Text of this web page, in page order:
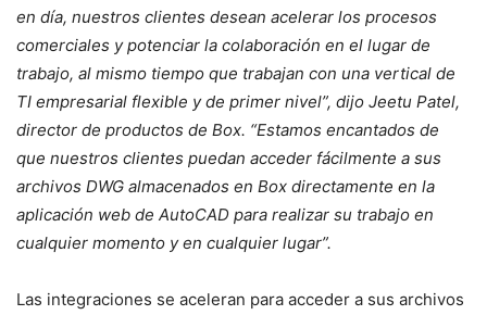
en día, nuestros clientes desean acelerar los procesos
comerciales y potenciar la colaboración en el lugar de
trabajo, al mismo tiempo que trabajan con una vertical de
TI empresarial flexible y de primer nivel”, dijo Jeetu Patel,
director de productos de Box. “Estamos encantados de
que nuestros clientes puedan acceder fácilmente a sus
archivos DWG almacenados en Box directamente en la
aplicación web de AutoCAD para realizar su trabajo en
cualquier momento y en cualquier lugar”.
Las integraciones se aceleran para acceder a sus archivos